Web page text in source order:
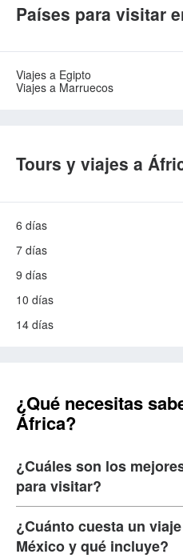
Países para visitar
Viajes a Egipto
Viajes a Marruecos
Tours y viajes a
6 días
7 días
9 días
10 días
14 días
¿Qué necesitas
África?
¿Cuáles son los
para visitar?
¿Cuánto cuesta un
México y qué incluye?